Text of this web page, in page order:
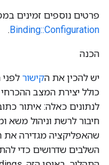
פרטים נוספים זמינים
Binding::Configuration
.
הכנה
יש להכין את הקישור
כולל יצירת המצב
לנתונים כאלה: איתור
חיבור לרשת וניהול
שהאפליקציה מגדירה את
השלבים שדרושים כדי